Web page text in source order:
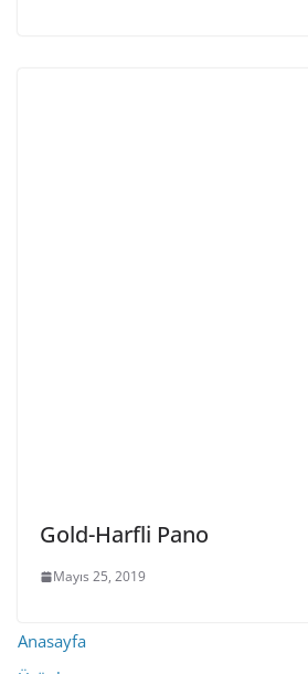
Gold-Harfli Pano
Mayıs 25, 2019
Anasayfa